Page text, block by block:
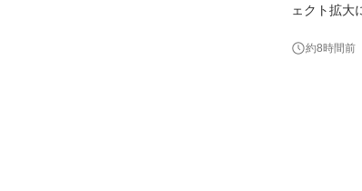
ェクト拡大
す。
約8時間前